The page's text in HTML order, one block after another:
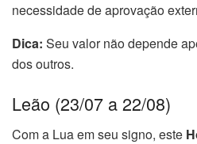
necessidade de aprovação
Dica: Seu valor não depende
dos outros.
Leão (23/07 a 22/08)
Com a Lua em seu signo, este